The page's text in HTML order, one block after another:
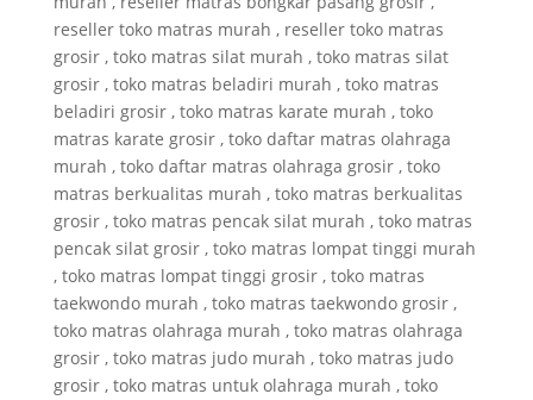
reseller toko matras murah , reseller toko matras
grosir , toko matras silat murah , toko matras silat
grosir , toko matras beladiri murah , toko matras
beladiri grosir , toko matras karate murah , toko
matras karate grosir , toko daftar matras olahraga
murah , toko daftar matras olahraga grosir , toko
matras berkualitas murah , toko matras berkualitas
grosir , toko matras pencak silat murah , toko matras
pencak silat grosir , toko matras lompat tinggi murah
, toko matras lompat tinggi grosir , toko matras
taekwondo murah , toko matras taekwondo grosir ,
toko matras olahraga murah , toko matras olahraga
grosir , toko matras judo murah , toko matras judo
grosir , toko matras untuk olahraga murah , toko